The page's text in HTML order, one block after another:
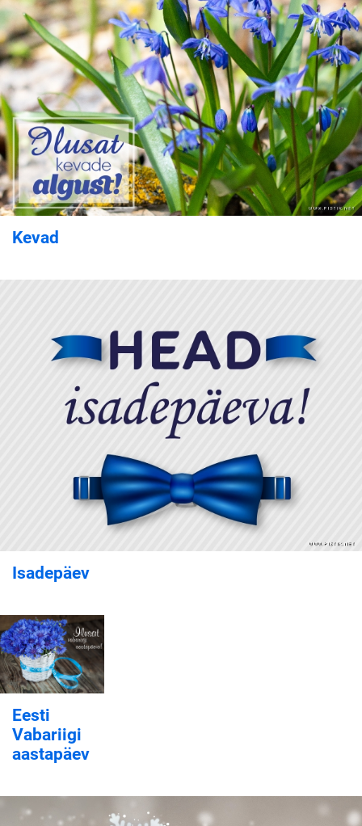
Kevad
Isadepäev
Eesti
Vabariigi
aastapäev